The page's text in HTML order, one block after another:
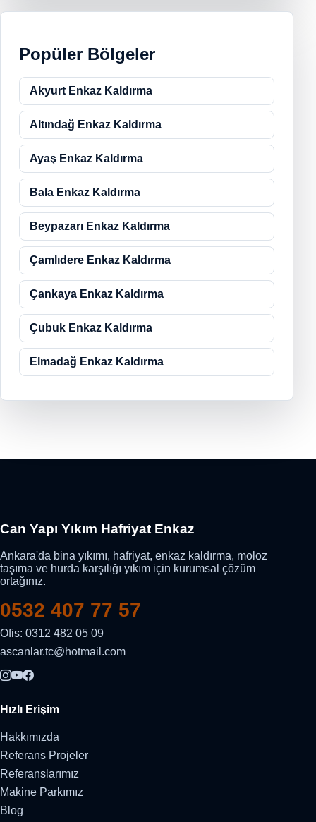
Popüler Bölgeler
Akyurt Enkaz Kaldırma
Altındağ Enkaz Kaldırma
Ayaş Enkaz Kaldırma
Bala Enkaz Kaldırma
Beypazarı Enkaz Kaldırma
Çamlıdere Enkaz Kaldırma
Çankaya Enkaz Kaldırma
Çubuk Enkaz Kaldırma
Elmadağ Enkaz Kaldırma
Can Yapı Yıkım Hafriyat Enkaz
Ankara'da bina yıkımı, hafriyat, enkaz kaldırma, moloz
taşıma ve hurda karşılığı yıkım için kurumsal çözüm
ortağınız.
0532 407 77 57
Ofis: 0312 482 05 09
ascanlar.tc@hotmail.com
Hızlı Erişim
Hakkımızda
Referans Projeler
Referanslarımız
Makine Parkımız
Blog